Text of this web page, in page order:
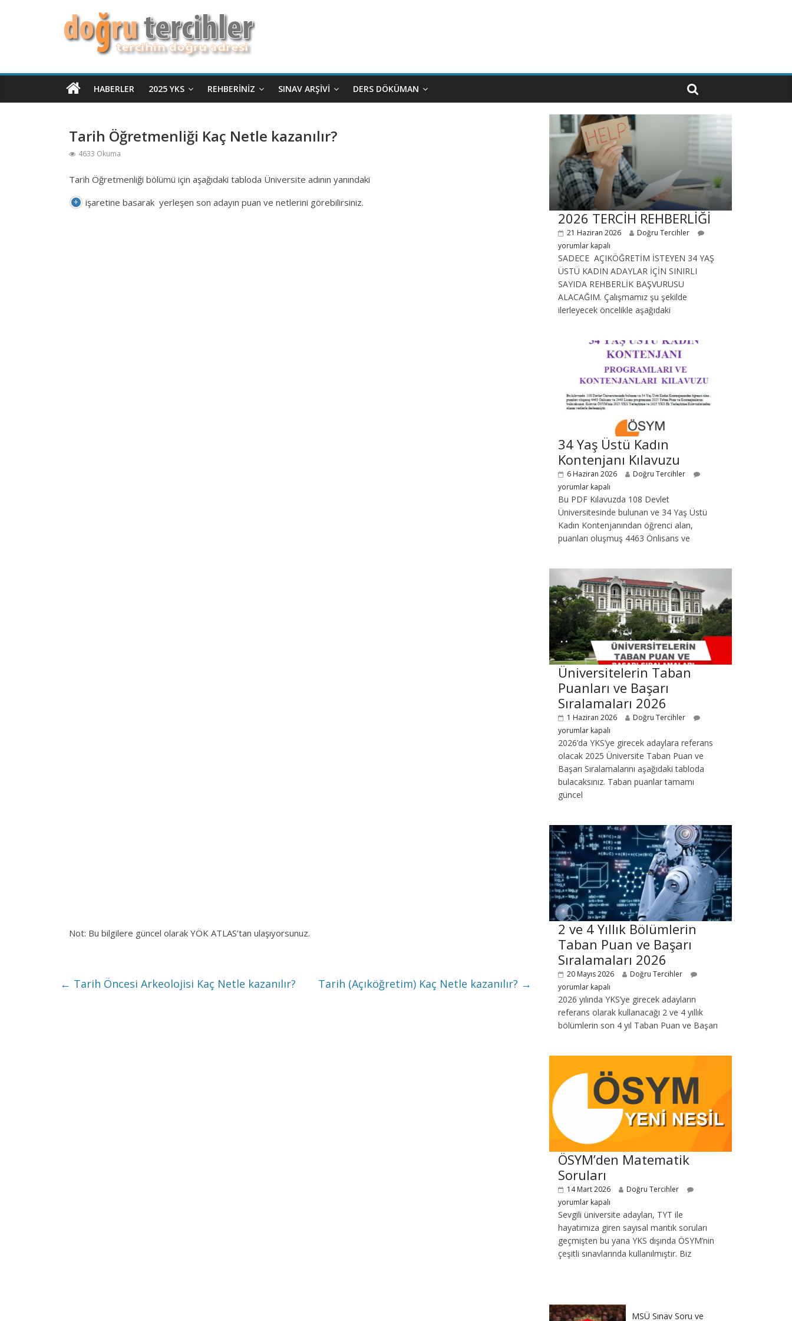
HABERLER 2025 YKS REHBERINIZ SINAV ARŞIVI DERS DÖKÜMAN
Tarih Öğretmenliği Kaç Netle kazanılır?
4633 Okuma
Tarih Öğretmenliği bölümü için aşağıdaki tabloda Üniversite adının yanındaki
işaretine basarak yerleşen son adayın puan ve netlerini görebilirsiniz.
Not: Bu bilgilere güncel olarak YÖK ATLAS’tan ulaşıyorsunuz.
← Tarih Öncesi Arkeolojisi Kaç Netle kazanılır? Tarih (Açıköğretim) Kaç Netle kazanılır? →
2026 TERCİH REHBERLİĞİ
21 Haziran 2026
Doğru Tercihler
yorumlar kapalı
SADECE AÇIKÖĞRETİM İSTEYEN 34 YAŞ
ÜSTÜ KADIN ADAYLAR İÇİN SINIRLI
SAYIDA REHBERLİK BAŞVURUSU
ALACAĞIM. Çalışmamız şu şekilde
ilerleyecek öncelikle aşağıdaki
34 Yaş Üstü Kadın
Kontenjanı Kılavuzu
6 Haziran 2026
Doğru Tercihler
yorumlar kapalı
Bu PDF Kılavuzda 108 Devlet
Üniversitesinde bulunan ve 34 Yaş Üstü
Kadın Kontenjanından öğrenci alan,
puanları oluşmuş 4463 Önlisans ve
Üniversitelerin Taban
Puanları ve Başarı
Sıralamaları 2026
1 Haziran 2026
Doğru Tercihler
yorumlar kapalı
2026’da YKS’ye girecek adaylara referans
olacak 2025 Üniversite Taban Puan ve
Başarı Sıralamalarını aşağıdaki tabloda
bulacaksınız. Taban puanlar tamamı
güncel
2 ve 4 Yıllık Bölümlerin
Taban Puan ve Başarı
Sıralamaları 2026
20 Mayıs 2026
Doğru Tercihler
yorumlar kapalı
2026 yılında YKS’ye girecek adayların
referans olarak kullanacağı 2 ve 4 yıllık
bölümlerin son 4 yıl Taban Puan ve Başarı
ÖSYM’den Matematik
Soruları
14 Mart 2026
Doğru Tercihler
yorumlar kapalı
Sevgili üniversite adayları, TYT ile
hayatımıza giren sayısal mantık soruları
geçmişten bu yana YKS dışında ÖSYM’nin
çeşitli sınavlarında kullanılmıştır. Biz
MSÜ Sınav Soru ve